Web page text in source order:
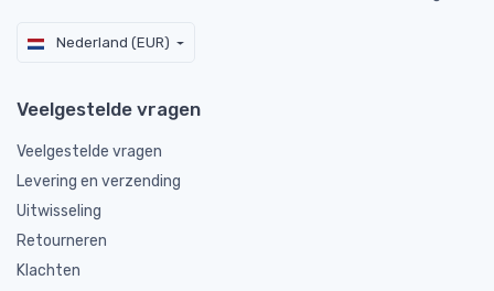
Nederland (EUR)
Veelgestelde vragen
Veelgestelde vragen
Levering en verzending
Uitwisseling
Retourneren
Klachten